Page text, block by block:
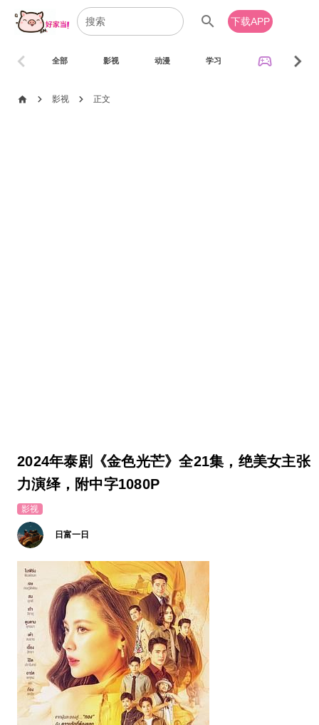
search 下载APP
全部 影视 动漫 学习 sports_esports
chevron_left chevron_right
home chevron_right 影视 chevron_right 正文
2024年泰剧《金色光芒》全21集，绝美女主张
力演绎，附中字1080P
影视
日富一日